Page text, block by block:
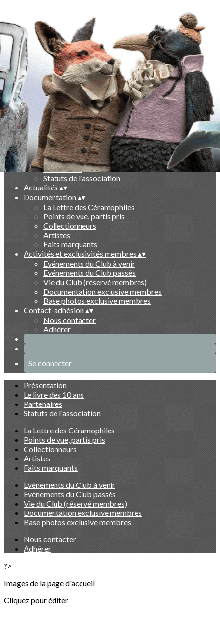
Exporter toutes les colonnes
Exporter uniquement les colonnes affichées
Menu
Ajoutez un logo, un bouton, des réseaux sociaux
Cliquez pour éditer
-
Qui sommes nous ?▴▾
Présentation
Le livre des 10 ans
Partenaires
Statuts de l'association
Actualités ▴▾
Documentation▴▾
La Lettre des Céramophiles
Points de vue, partis pris
Collectionneurs
Artistes
Faits marquants
Activités et exclusivités membres ▴▾
Evénements du Club à venir
Evénements du Club passés
Vie du Club (réservé membres)
Documentation exclusive membres
Base photos exclusive membres
Contact-adhésion▴▾
Nous contacter
Adhérer
Se connecter
Présentation
Le livre des 10 ans
Partenaires
Statuts de l'association
La Lettre des Céramophiles
Points de vue, partis pris
Collectionneurs
Artistes
Faits marquants
Evénements du Club à venir
Evénements du Club passés
Vie du Club (réservé membres)
Documentation exclusive membres
Base photos exclusive membres
Nous contacter
Adhérer
?>
Images de la page d'accueil
Cliquez pour éditer